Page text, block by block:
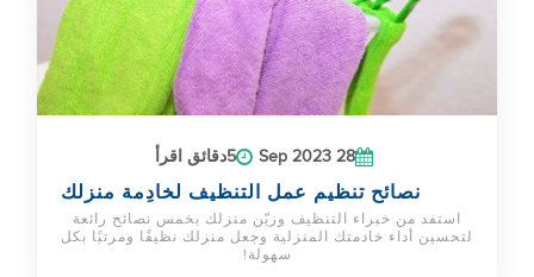
28 Sep 2023 5دقائق اقرأ
نصائح تنظيم عمل التنظيف لخادِمة منزلك
استفد من خبراء التنظيف وزيّن منزلك بخمس نصائح رائعة
لتحسين أداء خادمتك المنزلية وجعل منزلك نظيفًا ومرتبًا بكل
سهولة!